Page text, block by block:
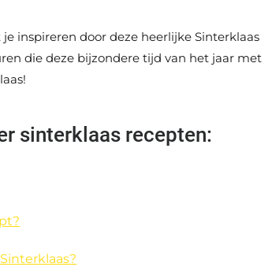
inspireren door deze heerlijke Sinterklaas
die deze bijzondere tijd van het jaar met
sinterklaas recepten: